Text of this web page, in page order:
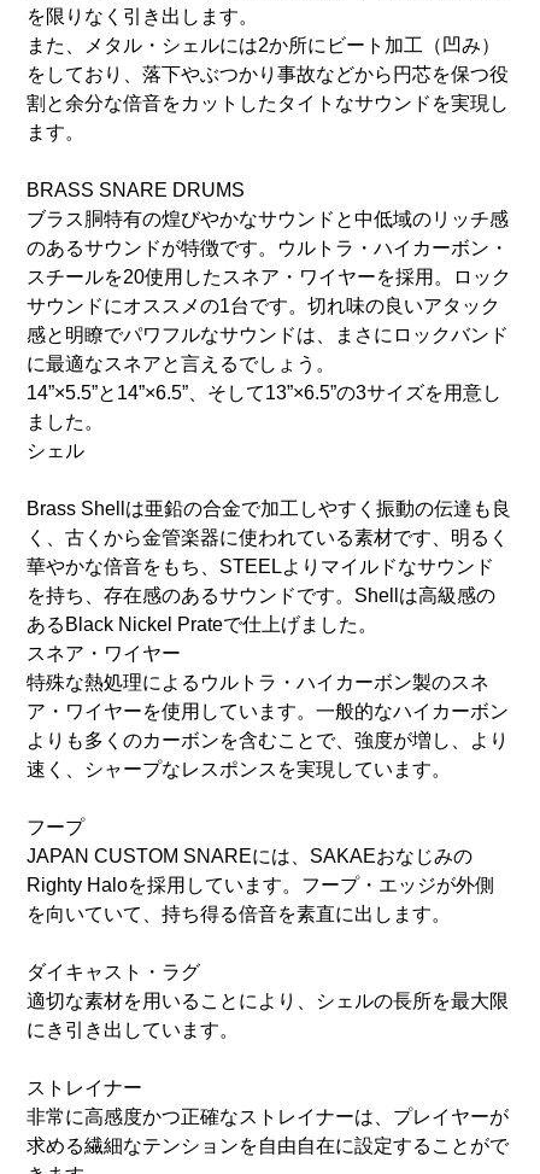
を限りなく引き出します。
また、メタル・シェルには2か所にビート加工（凹み）
をしており、落下やぶつかり事故などから円芯を保つ役
割と余分な倍音をカットしたタイトなサウンドを実現し
ます。
BRASS SNARE DRUMS
ブラス胴特有の煌びやかなサウンドと中低域のリッチ感
のあるサウンドが特徴です。ウルトラ・ハイカーボン・
スチールを20使用したスネア・ワイヤーを採用。ロック
サウンドにオススメの1台です。切れ味の良いアタック
感と明瞭でパワフルなサウンドは、まさにロックバンド
に最適なスネアと言えるでしょう。
14”×5.5”と14”×6.5”、そして13”×6.5”の3サイズを用意し
ました。
シェル
Brass Shellは亜鉛の合金で加工しやすく振動の伝達も良
く、古くから金管楽器に使われている素材です、明るく
華やかな倍音をもち、STEELよりマイルドなサウンド
を持ち、存在感のあるサウンドです。Shellは高級感の
あるBlack Nickel Prateで仕上げました。
スネア・ワイヤー
特殊な熱処理によるウルトラ・ハイカーボン製のスネ
ア・ワイヤーを使用しています。一般的なハイカーボン
よりも多くのカーボンを含むことで、強度が増し、より
速く、シャープなレスポンスを実現しています。
フープ
JAPAN CUSTOM SNAREには、SAKAEおなじみの
Righty Haloを採用しています。フープ・エッジが外側
を向いていて、持ち得る倍音を素直に出します。
ダイキャスト・ラグ
適切な素材を用いることにより、シェルの長所を最大限
にき引き出しています。
ストレイナー
非常に高感度かつ正確なストレイナーは、プレイヤーが
求める繊細なテンションを自由自在に設定することがで